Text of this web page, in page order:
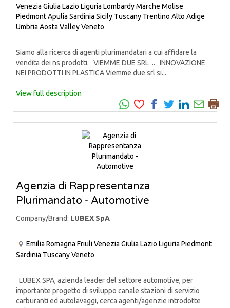
Venezia Giulia Lazio Liguria LombardyMarche Molise
PiedmontApulia Sardinia Sicily Tuscany Trentino Alto Adige
Umbria Aosta ValleyVeneto
Siamo alla ricerca di agenti plurimandatari a cui affidare la
vendita dei ns prodotti. VIEMME DUE SRL .. INNOVAZIONE
NEI PRODOTTI IN PLASTICA Viemme due srl si...
View full description
Agenzia di Rappresentanza
Plurimandato - Automotive
Company/Brand: LUBEX SpA
Emilia Romagna Friuli Venezia Giulia Lazio Liguria Piedmont
Sardinia TuscanyVeneto
LUBEX SPA, azienda leader del settore automotive, per
importante progetto di sviluppo canale stazioni di servizio
carburanti ed autolavaggi, cerca agenti/agenzie introdotte